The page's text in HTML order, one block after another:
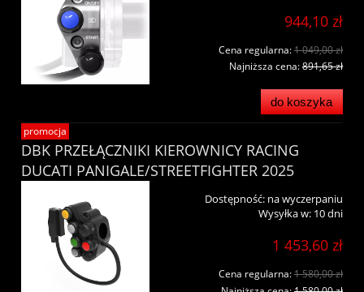
944,10 zł
Cena regularna:1 049,00 zł
Najniższa cena:891,65 zł
do koszyka
DBK PRZEŁĄCZNIKI KIEROWNICY RACING
DUCATI PANIGALE/STREETFIGHTER 2025
Dostępność: na wyczerpaniu
Wysyłka w: 10 dni
1 453,60 zł
Cena regularna:1 580,00 zł
promocja